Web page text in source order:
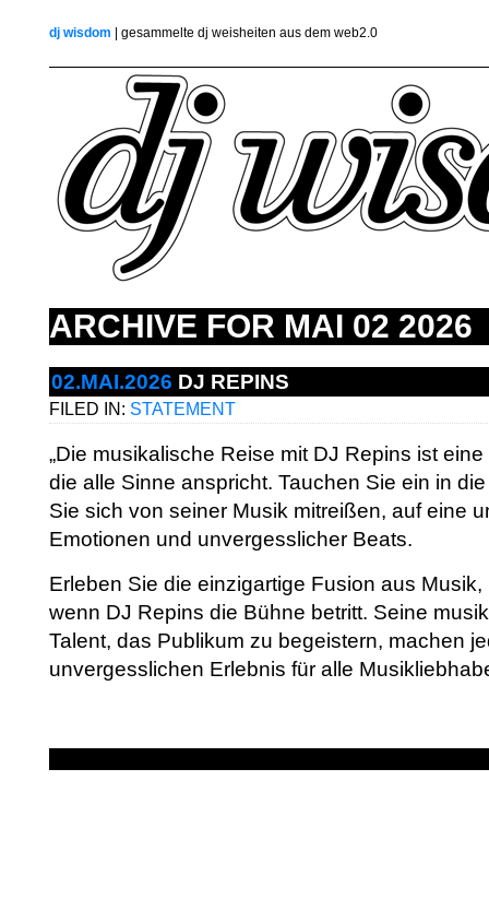
dj wisdom | gesammelte dj weisheiten aus dem web2.0
ARCHIVE FOR MAI 02 2026
02.MAI.2026 DJ REPINS
FILED IN: STATEMENT
„Die musikalische Reise mit DJ Repins ist
die alle Sinne anspricht. Tauchen Sie ein in
Sie sich von seiner Musik mitreißen, auf eine
Emotionen und unvergesslicher Beats.
Erleben Sie die einzigartige Fusion aus
wenn DJ Repins die Bühne betritt. Seine
Talent, das Publikum zu begeistern, machen
unvergesslichen Erlebnis für alle